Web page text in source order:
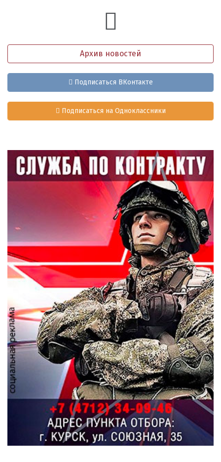
Архив новостей
Подписаться ВКонтакте
Подписаться на Одноклассники